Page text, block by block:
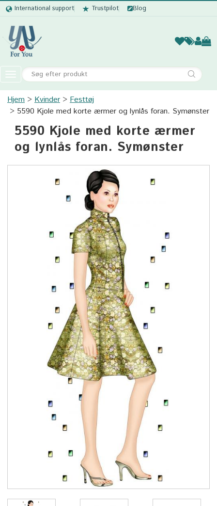
International support Trustpilot Blog
Kvinder
Toggle
navigation
Hjem Kvinder
Festtøj
5590 Kjole med korte ærmer og lynlås foran. Symønster
5590 Kjole med korte ærmer
og lynlås foran. Symønster